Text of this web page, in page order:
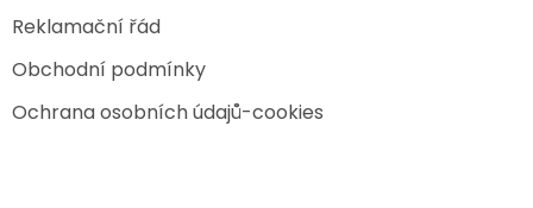
Reklamační řád
Obchodní podmínky
Ochrana osobních údajů-cookies